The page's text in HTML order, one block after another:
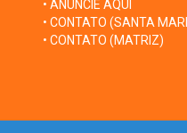
• ANUNCIE AQUI
• CONTATO (SANTA
• CONTATO (MATRIZ)